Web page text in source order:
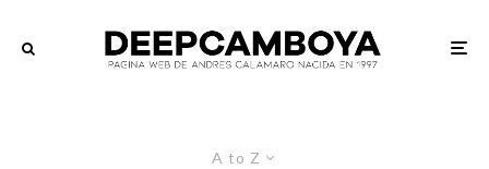
A to Z